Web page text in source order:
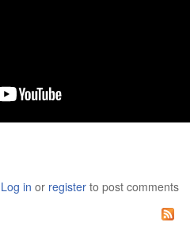
Log in or register to post comments